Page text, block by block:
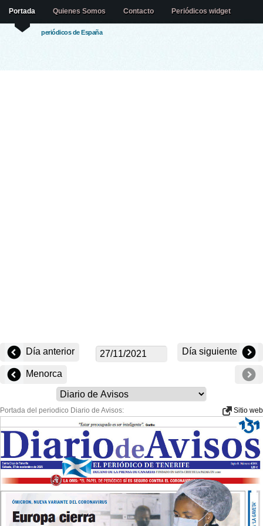
periódicos de España
Portada Quienes Somos Contacto Periódicos widget
Día anterior Día siguiente
Menorca
Portada del periodico Diario de Avisos: Sitio web